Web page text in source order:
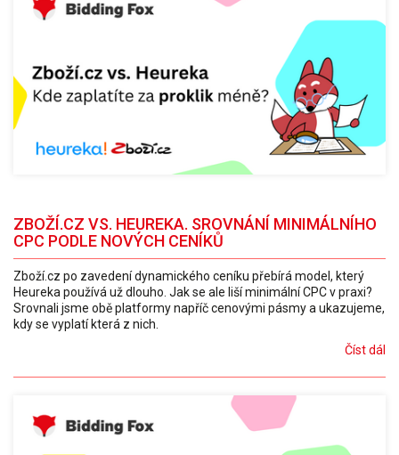
ZBOŽÍ.CZ VS. HEUREKA. SROVNÁNÍ MINIMÁLNÍHO
CPC PODLE NOVÝCH CENÍKŮ
Zboží.cz po zavedení dynamického ceníku přebírá model, který
Heureka používá už dlouho. Jak se ale liší minimální CPC v praxi?
Srovnali jsme obě platformy napříč cenovými pásmy a ukazujeme,
kdy se vyplatí která z nich.
Číst dál